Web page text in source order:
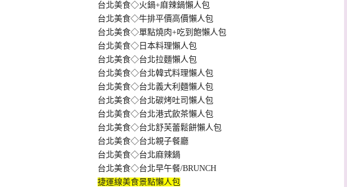
台北美食◇火鍋+麻辣鍋懶人包
台北美食◇牛排平價高價懶人包
台北美食◇單點燒肉+吃到飽懶人包
台北美食◇日本料理懶人包
台北美食◇台北拉麵懶人包
台北美食◇台北韓式料理懶人包
台北美食◇台北義大利麵懶人包
台北美食◇台北碳烤吐司懶人包
台北美食◇台北港式飲茶懶人包
台北美食◇台北舒芙蕾鬆餅懶人包
台北美食◇台北親子餐廳
台北美食◇台北麻辣鍋
台北美食◇台北早午餐/BRUNCH
捷運線美食景點懶人包